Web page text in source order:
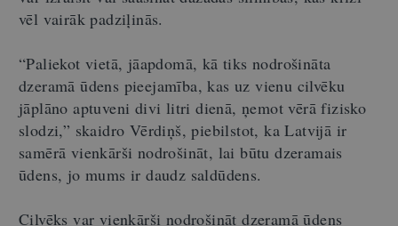
vēl vairāk padziļinās.
“Paliekot vietā, jāapdomā, kā tiks nodrošināta
dzeramā ūdens pieejamība, kas uz vienu cilvēku
jāplāno aptuveni divi litri dienā, ņemot vērā fizisko
slodzi,” skaidro Vērdiņš, piebilstot, ka Latvijā ir
samērā vienkārši nodrošināt, lai būtu dzeramais
ūdens, jo mums ir daudz saldūdens.
Cilvēks var vienkārši nodrošināt dzeramā ūdens